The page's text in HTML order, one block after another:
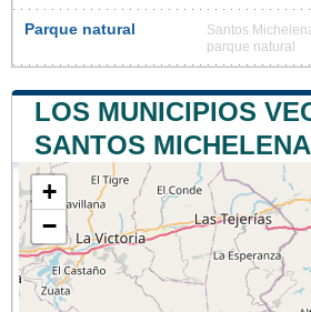
Parque natural
Santos
parque natural
LOS MUNICIPIOS
SANTOS MICHELENA
+
−